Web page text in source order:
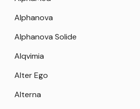
Alphanova
Alphanova Solide
Alqvimia
Alter Ego
Alterna